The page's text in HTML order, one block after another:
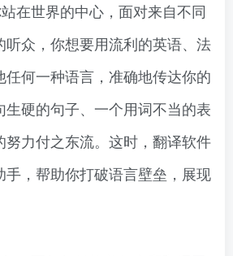
在世界的中心，面对来自不同
听众，你想要用流利的英语、法
何一种语言，准确地传达你的
生硬的句子、一个用词不当的表
努力付之东流。这时，翻译软件
手，帮助你打破语言壁垒，展现